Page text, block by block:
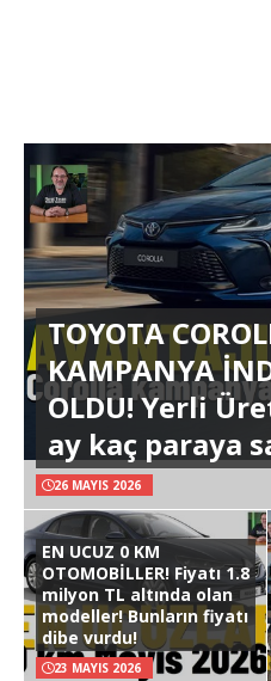
TOYOTA
KAMPANYA
OLDU! Yerli
ay kaç paraya
26 MAYIS 2026
EN UCUZ 0 KM
OTOMOBİLLER! Fiyatı 1.8
milyon TL altında olan
modeller! Bunların fiyatı
dibe vurdu!
23 MAYIS 2026